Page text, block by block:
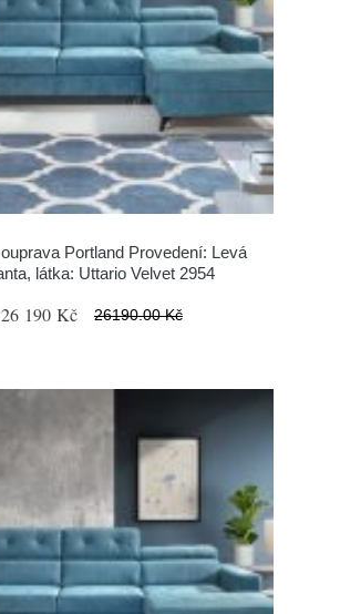
Portland Provedení: Levá
látka: Uttario Velvet 2954
26 190 Kč 26190.00 Kč